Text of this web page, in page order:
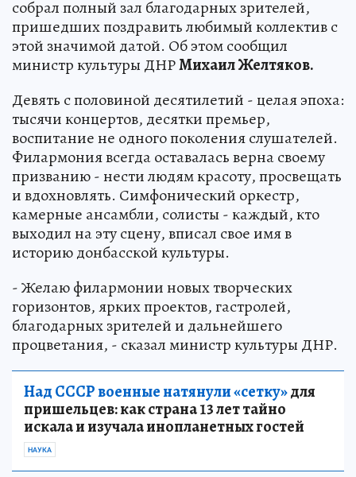
собрал полный зал благодарных зрителей,
пришедших поздравить любимый коллектив с
этой значимой датой. Об этом сообщил
министр культуры ДНРМихаил Желтяков.
Девять с половиной десятилетий - целая эпоха:
тысячи концертов, десятки премьер,
воспитание не одного поколения слушателей.
Филармония всегда оставалась верна своему
призванию - нести людям красоту, просвещать
и вдохновлять. Симфонический оркестр,
камерные ансамбли, солисты - каждый, кто
выходил на эту сцену, вписал свое имя в
историю донбасской культуры.
- Желаю филармонии новых творческих
горизонтов, ярких проектов, гастролей,
благодарных зрителей и дальнейшего
процветания, - сказал министр культуры ДНР.
Над СССР военные натянули «сетку»для
пришельцев: как страна 13 лет тайно
искала и изучала инопланетных гостей
НАУКА